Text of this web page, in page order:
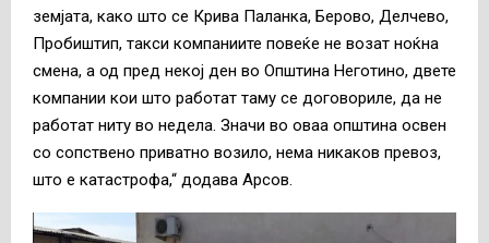
земјата, како што се Крива Паланка, Берово, Делчево,
Пробиштип, такси компаниите повеќе не возат ноќна
смена, а од пред некој ден во Општина Неготино, двете
компании кои што работат таму се договориле, да не
работат ниту во недела. Значи во оваа општина освен
со сопствено приватно возило, нема никаков превоз,
што е катастрофа,“ додава Арсов.